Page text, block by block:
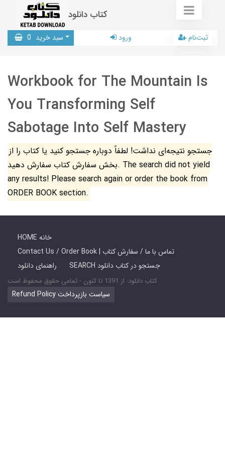
کتاب دانلود
سبد خرید 0 ورود ثبت‌نام
Workbook for The Mountain Is
You Transforming Self
Sabotage Into Self Mastery
جستجو نتیجه‌ای نداشت! لطفاً دوباره جستجو کنید یا کتاب را از
بخش سفارش کتاب سفارش دهید. The search did not yield
any results! Please search again or order the book from
ORDER BOOK section.
HOME خانه
Contact Us / Order Book | تماس با ما / سفارش کتاب
راهنمای دانلود
SEARCH جستجو در کتاب دانلود
کتاب دانلود: از 1391 تا کنون - تمامی حقوق محفوظ است
Refund Policy سیاست بازپرداخت